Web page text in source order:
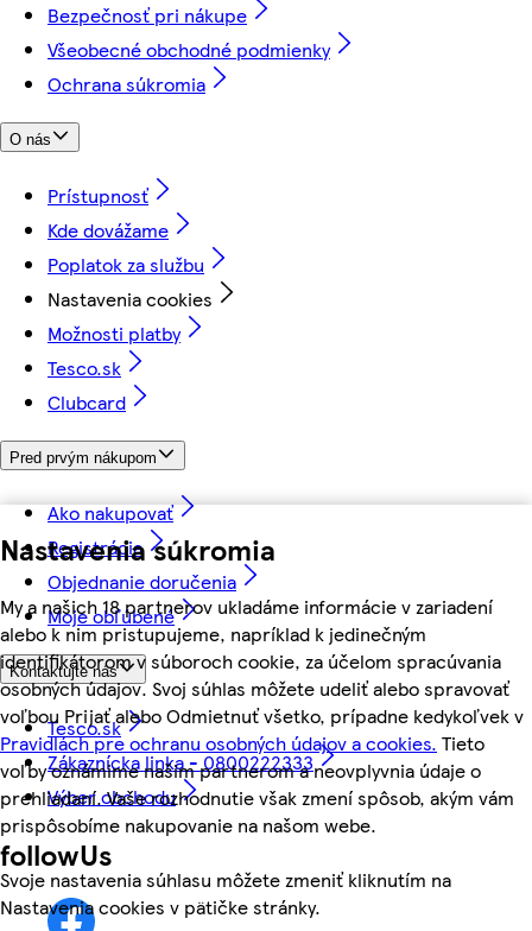
Nastavenia súkromia
My a našich 18 partnerov ukladáme informácie v zariadení
alebo k nim pristupujeme, napríklad k jedinečným
identifikátorom v súboroch cookie, za účelom spracúvania
osobných údajov. Svoj súhlas môžete udeliť alebo spravovať
voľbou Prijať alebo Odmietnuť všetko, prípadne kedykoľvek v
Pravidlách pre ochranu osobných údajov a cookies. Tieto
voľby oznámime našim partnerom a neovplyvnia údaje o
prehliadaní. Vaše rozhodnutie však zmení spôsob, akým vám
prispôsobíme nakupovanie na našom webe.
Svoje nastavenia súhlasu môžete zmeniť kliknutím na
Nastavenia cookies v pätičke stránky.
Bezpečnosť pri nákupe
Všeobecné obchodné podmienky
Ochrana súkromia
O nás
Prístupnosť
Kde dovážame
Poplatok za službu
Nastavenia cookies
Možnosti platby
Tesco.sk
Clubcard
Pred prvým nákupom
Ako nakupovať
Registrácia
Objednanie doručenia
Moje obľúbené
Kontaktujte nás
Tesco.sk
Zákaznícka linka - 0800222333
Výber obchodu
followUs